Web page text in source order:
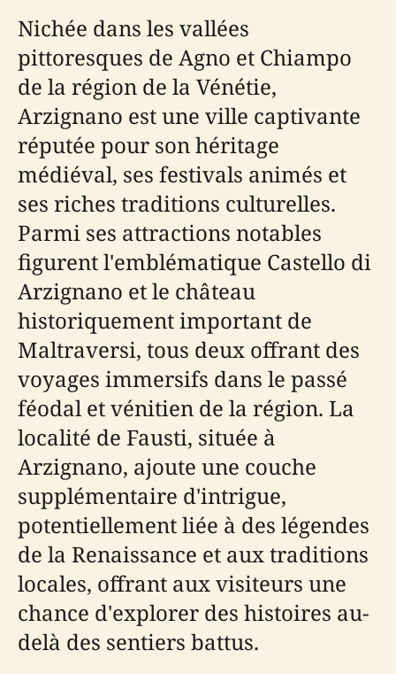
Nichée dans les vallées
pittoresques de Agno et Chiampo
de la région de la Vénétie,
Arzignano est une ville captivante
réputée pour son héritage
médiéval, ses festivals animés et
ses riches traditions culturelles.
Parmi ses attractions notables
figurent l'emblématique Castello di
Arzignano et le château
historiquement important de
Maltraversi, tous deux offrant des
voyages immersifs dans le passé
féodal et vénitien de la région. La
localité de Fausti, située à
Arzignano, ajoute une couche
supplémentaire d'intrigue,
potentiellement liée à des légendes
de la Renaissance et aux traditions
locales, offrant aux visiteurs une
chance d'explorer des histoires au-
delà des sentiers battus.